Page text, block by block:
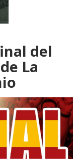
del
La